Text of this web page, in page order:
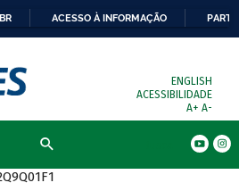
ACESSO À INFORMAÇÃO
ENGLISH
ACESSIBILIDADE
A+ A-